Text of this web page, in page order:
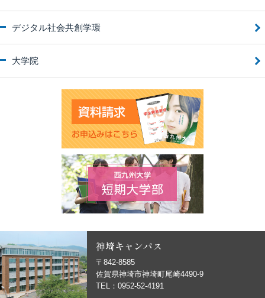
デジタル社会共創学環
大学院
神埼キャンパス
〒842-8585
佐賀県神埼市神埼町尾崎4490-9
TEL：0952-52-4191